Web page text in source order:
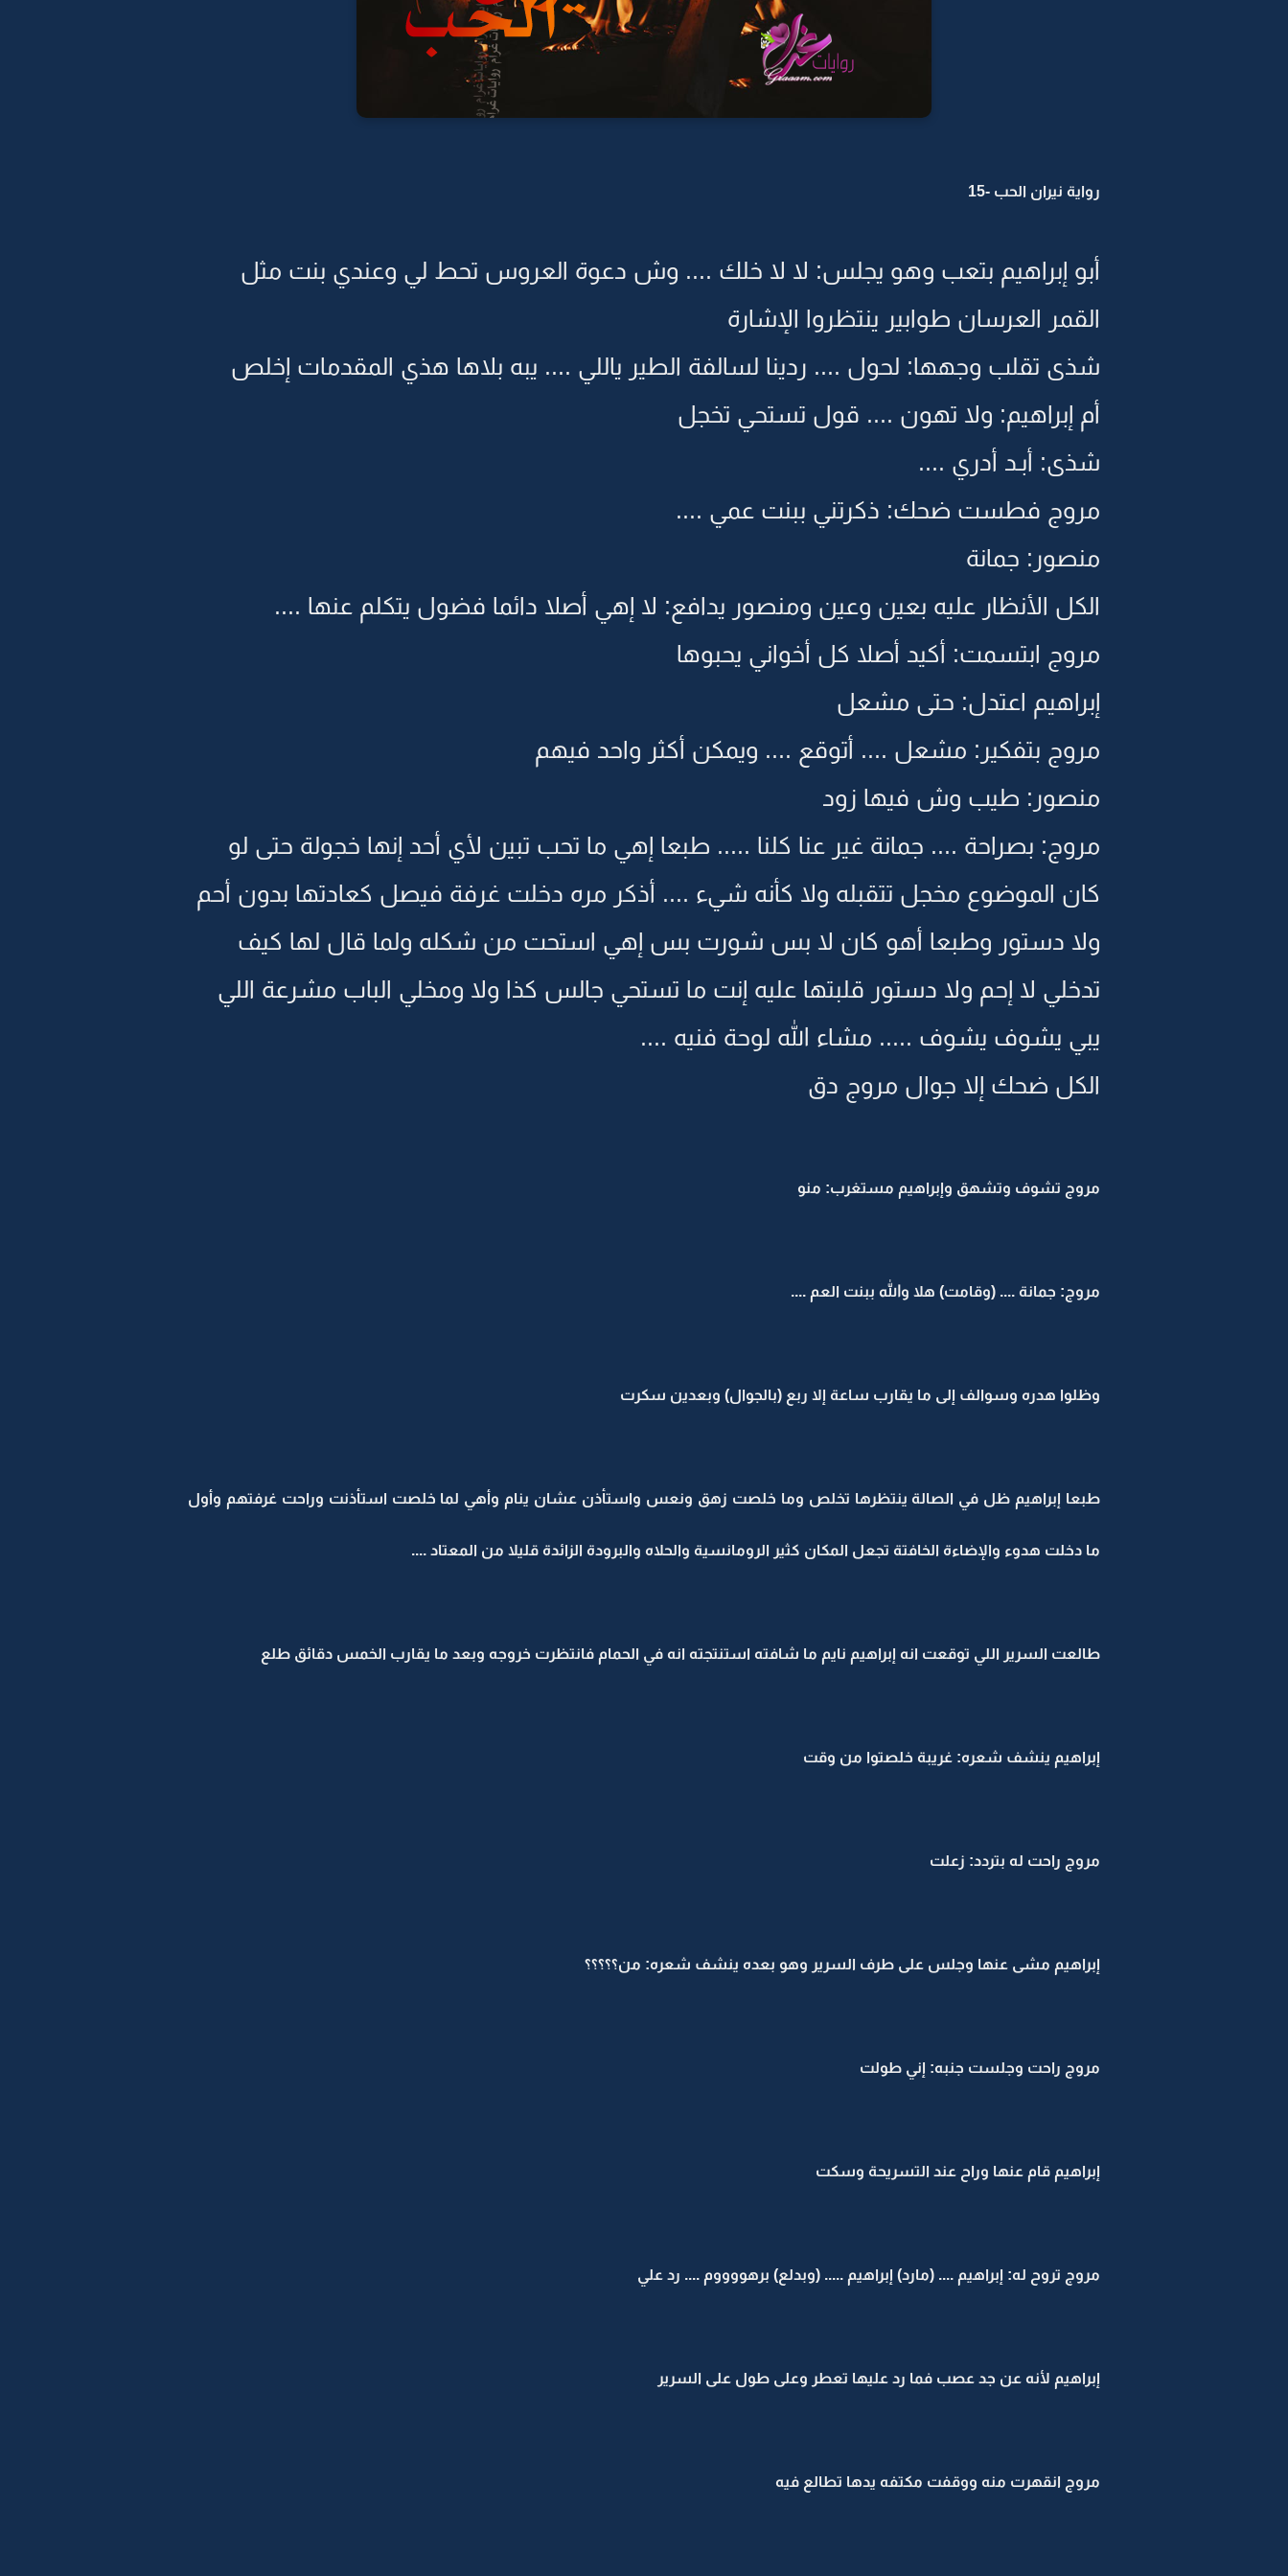
رواية نيران الحب -15
أبو إبراهيم بتعب وهو يجلس: لا لا خلك .... وش دعوة العروس تحط لي وعندي بنت مثل
القمر العرسان طوابير ينتظروا الإشارة
شذى تقلب وجهها: لحول .... ردينا لسالفة الطير ياللي .... يبه بلاها هذي المقدمات إخلص
أم إبراهيم: ولا تهون .... قول تستحي تخجل
شذى: أبـد أدري ....
مروج فطست ضحك: ذكرتني ببنت عمي ....
منصور: جمانة
الكل الأنظار عليه بعين وعين ومنصور يدافع: لا إهي أصلا دائما فضول يتكلم عنها ....
مروج ابتسمت: أكيد أصلا كل أخواني يحبوها
إبراهيم اعتدل: حتى مشعل
مروج بتفكير: مشعل .... أتوقع .... ويمكن أكثر واحد فيهم
منصور: طيب وش فيها زود
مروج: بصراحة .... جمانة غير عنا كلنا ..... طبعا إهي ما تحب تبين لأي أحد إنها خجولة حتى لو
كان الموضوع مخجل تتقبله ولا كأنه شيء .... أذكر مره دخلت غرفة فيصل كعادتها بدون أحم
ولا دستور وطبعا أهو كان لا بس شورت بس إهي استحت من شكله ولما قال لها كيف
تدخلي لا إحم ولا دستور قلبتها عليه إنت ما تستحي جالس كذا ولا ومخلي الباب مشرعة اللي
يبي يشوف يشوف ..... مشاء الله لوحة فنيه ....
الكل ضحك إلا جوال مروج دق
مروج تشوف وتشهق وإبراهيم مستغرب: منو
مروج: جمانة .... (وقامت) هلا والله ببنت العم ....
وظلوا هدره وسوالف إلى ما يقارب ساعة إلا ربع (بالجوال) وبعدين سكرت
طبعا إبراهيم ظل في الصالة ينتظرها تخلص وما خلصت زهق ونعس واستأذن عشان ينام وأهي لما خلصت استأذنت وراحت غرفتهم وأول
ما دخلت هدوء والإضاءة الخافتة تجعل المكان كثير الرومانسية والحلاه والبرودة الزائدة قليلا من المعتاد ....
طالعت السرير اللي توقعت انه إبراهيم نايم ما شافته استنتجته انه في الحمام فانتظرت خروجه وبعد ما يقارب الخمس دقائق طلع
إبراهيم ينشف شعره: غريبة خلصتوا من وقت
مروج راحت له بتردد: زعلت
إبراهيم مشى عنها وجلس على طرف السرير وهو بعده ينشف شعره: من؟؟؟؟؟
مروج راحت وجلست جنبه: إني طولت
إبراهيم قام عنها وراح عند التسريحة وسكت
مروج تروح له: إبراهيم .... (مارد) إبراهيم ..... (وبدلع) برهووووم .... رد علي
إبراهيم لأنه عن جد عصب فما رد عليها تعطر وعلى طول على السرير
مروج انقهرت منه ووقفت مكتفه يدها تطالع فيه